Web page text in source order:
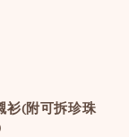
衫(附可拆珍珠